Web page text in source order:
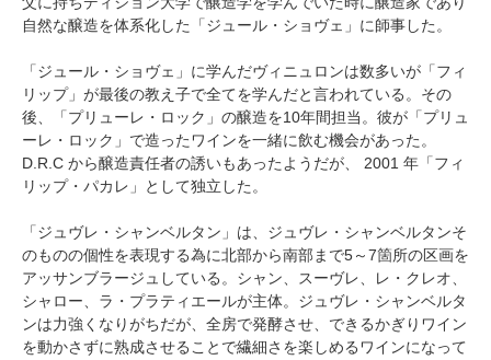
自然な醸造を体系化した「ジュール・ショヴェ」に師事した。
「ジュール・ショヴェ」に学んだヴィニュロンは数多いが「フィ
リップ」が最後の教え子で全てを学んだと言われている。その
後、「プリューレ・ロック」の醸造を10年間担当。彼が「プリュ
ーレ・ロック」で造ったワインを一緒に飲む機会があった。
D.R.C から醸造責任者の誘いもあったようだが、 2001 年「フィ
リップ・パカレ」として独立した。
「ジュヴレ・シャンベルタン」は、ジュヴレ・シャンベルタンそ
のものの個性を表現する為に北部から南部まで5～7箇所の区画を
アッサンブラージュしている。シャン、スーヴレ、レ・クレオ、
シャロー、ラ・プラティエールが主体。ジュヴレ・シャンベルタ
ンは力強くなりがちだが、全房で発酵させ、できるかぎりワイン
を動かさずに熟成させることで繊細さを楽しめるワインになって